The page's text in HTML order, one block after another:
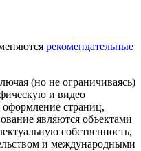
рекомендательные
(но не ограничиваясь)
и видео
страниц,
являются объектами
собственность,
и международными